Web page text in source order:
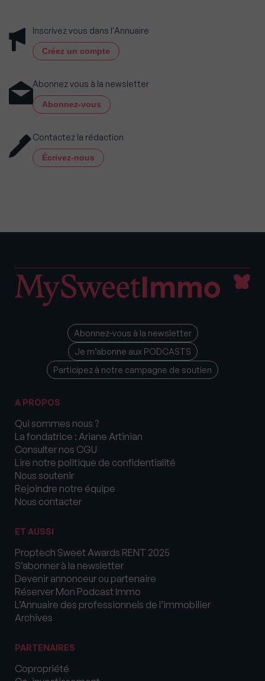
Inscrivez vous dans l'Annuaire
Créez un compte
Abonnez vous à la newsletter
Abonnez-vous
Contactez la rédaction
Écrivez-nous
Abonnez-vous à la newsletter
Je m’abonne aux PODCASTS
Participez à notre campagne de soutien
A PROPOS
Qui sommes nous ?
La fondatrice : Ariane Artinian
Consulter nos CGU
Lire notre politique de confidentialité
Nous soutenir
Rejoindre notre équipe
Nous contacter
ET AUSSI
Proptech Sweet Awards RENT 2025
S’abonner à la newsletter
Devenir annonceur ou partenaire
Réserver Mon Podcast Immo
L’Annuaire des professionnels de l’immobilier
Archives
PARTENAIRES
Copropriété